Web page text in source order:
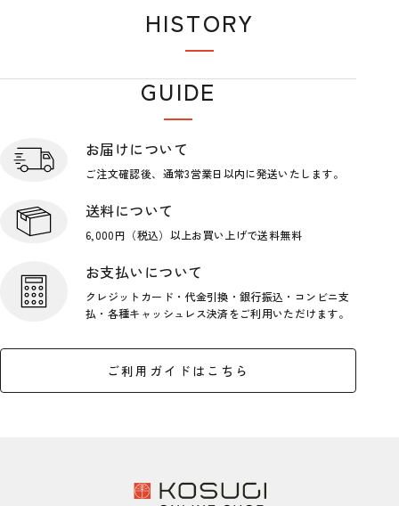
HISTORY
GUIDE
お届けについて
ご注文確認後、通常3営業日以内に発送いたします。
送料について
6,000円（税込）以上お買い上げで送料無料
お支払いについて
クレジットカード・代金引換・銀行振込・コンビニ支
払・各種キャッシュレス決済をご利用いただけます。
ご利用ガイドはこちら